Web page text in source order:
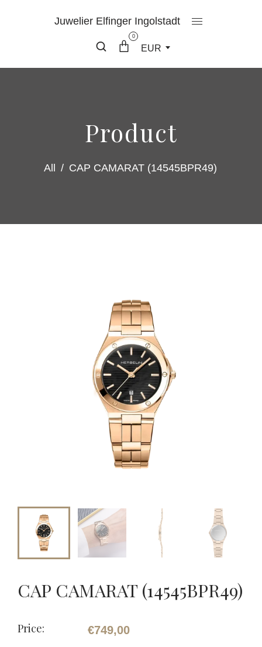
Juwelier Elfinger Ingolstadt
0
EUR
Product
All / CAP CAMARAT (14545BPR49)
CAP CAMARAT (14545BPR49)
Price: €749,00